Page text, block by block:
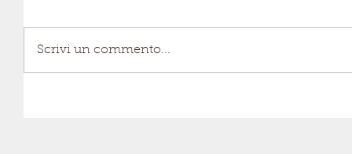
Scrivi un commento...